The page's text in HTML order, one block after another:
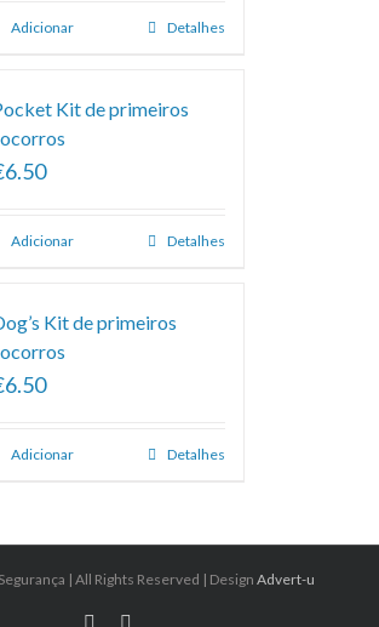
Adicionar Detalhes
Kit de primeiros
Adicionar Detalhes
Kit de primeiros
Adicionar Detalhes
| All Rights Reserved | Design Advert-u